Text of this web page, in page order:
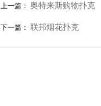
上一篇： 奥特来斯购物扑克
下一篇： 联邦烟花扑克